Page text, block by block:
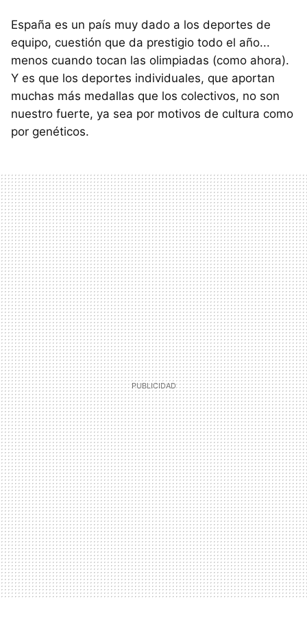
España es un país muy dado a los deportes de
equipo, cuestión que da prestigio todo el año...
menos cuando tocan las olimpiadas (como ahora).
Y es que los deportes individuales, que aportan
muchas más medallas que los colectivos, no son
nuestro fuerte, ya sea por motivos de cultura como
por genéticos.